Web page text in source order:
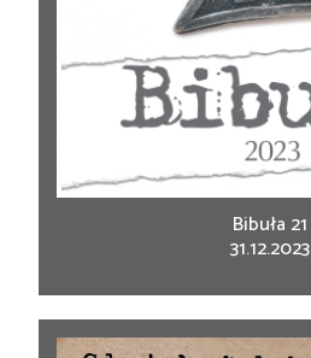
Bibuła 21
31.12.2023